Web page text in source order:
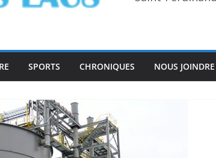
SPORTS CHRONIQUES NOUS JOINDRE